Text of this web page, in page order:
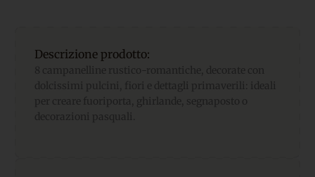
Descrizione prodotto: